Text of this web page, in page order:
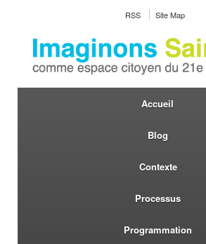
RSS Site Map
Accueil
Blog
Contexte
Processus
Programmation